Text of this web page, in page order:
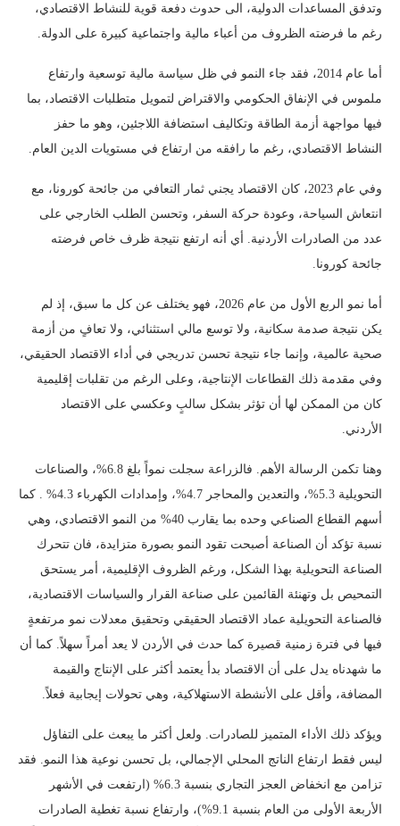
وتدفق المساعدات الدولية، الى حدوث دفعة قوية للنشاط الاقتصادي،
رغم ما فرضته الظروف من أعباء مالية واجتماعية كبيرة على الدولة.
أما عام 2014، فقد جاء النمو في ظل سياسة مالية توسعية وارتفاع
ملموس في الإنفاق الحكومي والاقتراض لتمويل متطلبات الاقتصاد، بما
فيها مواجهة أزمة الطاقة وتكاليف استضافة اللاجئين، وهو ما حفز
النشاط الاقتصادي، رغم ما رافقه من ارتفاع في مستويات الدين العام.
وفي عام 2023، كان الاقتصاد يجني ثمار التعافي من جائحة كورونا، مع
انتعاش السياحة، وعودة حركة السفر، وتحسن الطلب الخارجي على
عدد من الصادرات الأردنية. أي أنه ارتفع نتيجة ظرف خاص فرضته
جائحة كورونا.
أما نمو الربع الأول من عام 2026، فهو يختلف عن كل ما سبق، إذ لم
يكن نتيجة صدمة سكانية، ولا توسع مالي استثنائي، ولا تعافٍ من أزمة
صحية عالمية، وإنما جاء نتيجة تحسن تدريجي في أداء الاقتصاد الحقيقي،
وفي مقدمة ذلك القطاعات الإنتاجية، وعلى الرغم من تقلبات إقليمية
كان من الممكن لها أن تؤثر بشكل سالبٍ وعكسي على الاقتصاد
الأردني.
وهنا تكمن الرسالة الأهم. فالزراعة سجلت نمواً بلغ 6.8%، والصناعات
التحويلية 5.3%، والتعدين والمحاجر 4.7%، وإمدادات الكهرباء 4.3% . كما
أسهم القطاع الصناعي وحده بما يقارب 40% من النمو الاقتصادي، وهي
نسبة تؤكد أن الصناعة أصبحت تقود النمو بصورة متزايدة، فان تتحرك
الصناعة التحويلية بهذا الشكل، ورغم الظروف الإقليمية، أمر يستحق
التمحيص بل وتهنئة القائمين على صناعة القرار والسياسات الاقتصادية،
فالصناعة التحويلية عماد الاقتصاد الحقيقي وتحقيق معدلات نمو مرتفعةٍ
فيها في فترة زمنية قصيرة كما حدث في الأردن لا يعد أمراً سهلاً. كما أن
ما شهدناه يدل على أن الاقتصاد بدأ يعتمد أكثر على الإنتاج والقيمة
المضافة، وأقل على الأنشطة الاستهلاكية، وهي تحولات إيجابية فعلاً.
ويؤكد ذلك الأداء المتميز للصادرات. ولعل أكثر ما يبعث على التفاؤل
ليس فقط ارتفاع الناتج المحلي الإجمالي، بل تحسن نوعية هذا النمو. فقد
تزامن مع انخفاض العجز التجاري بنسبة 6.3% (ارتفعت في الأشهر
الأربعة الأولى من العام بنسبة 9.1%)، وارتفاع نسبة تغطية الصادرات